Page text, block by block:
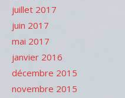
juillet 2017
juin 2017
mai 2017
janvier 2016
décembre 2015
novembre 2015